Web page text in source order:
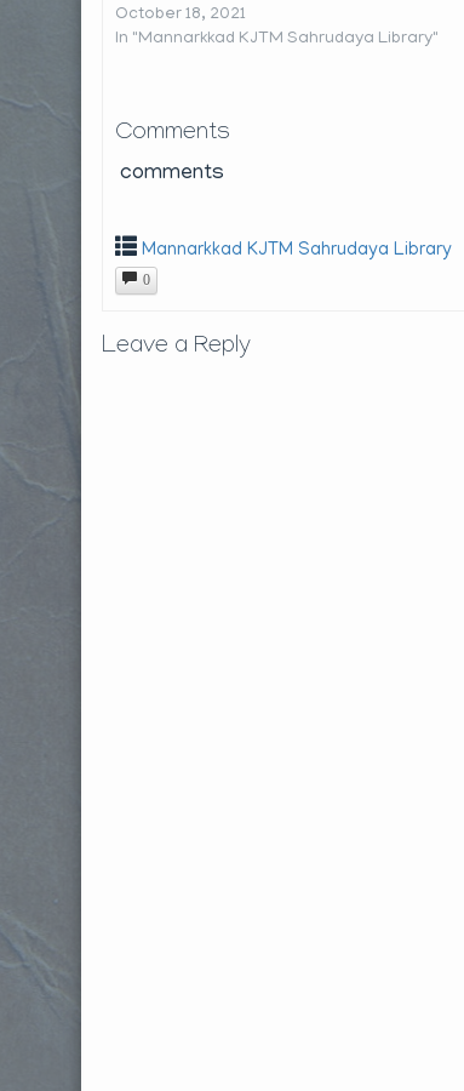
October 18, 2021
In "Mannarkkad KJTM Sahrudaya Library"
Comments
comments
Mannarkkad KJTM Sahrudaya Library
0
Leave a Reply